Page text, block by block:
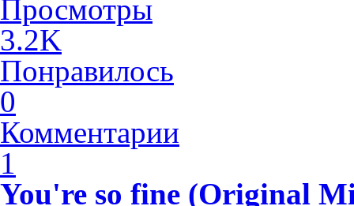
Просмотры
3.2K
Понравилось
0
Комментарии
1
You're so fine (Original